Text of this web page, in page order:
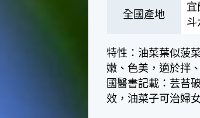
全國產地
宜
斗
特性：油菜葉似菠
嫩、色美，適於拌
國醫書記載：芸苔
效，油菜子可治婦